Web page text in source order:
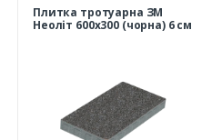
Плитка тротуарна ЗМ
Неоліт 600х300 (чорна) 6 см